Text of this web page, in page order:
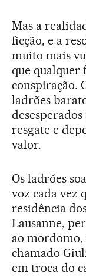
Mas a
ficção, e a
muito mais
que qualquer
conspiração.
ladrões
resgate e
valor.
Os ladrões
voz cada vez
residência
Lausanne,
ao
chamado
em troca do